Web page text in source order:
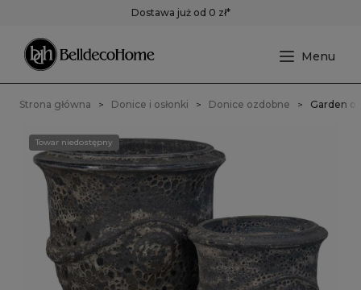
Dostawa już od 0 zł*
Strona główna Donice i osłonki Donice ozdobne Garden
Towar niedostępny